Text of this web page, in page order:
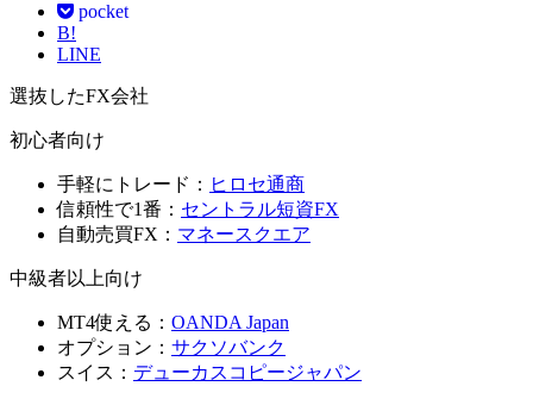
pocket
B!
LINE
選抜したFX会社
初心者向け
手軽にトレード： ヒロセ通商
信頼性で1番： セントラル短資FX
自動売買FX： マネースクエア
中級者以上向け
MT4使える： OANDA Japan
オプション： サクソバンク
スイス： デューカスコピージャパン